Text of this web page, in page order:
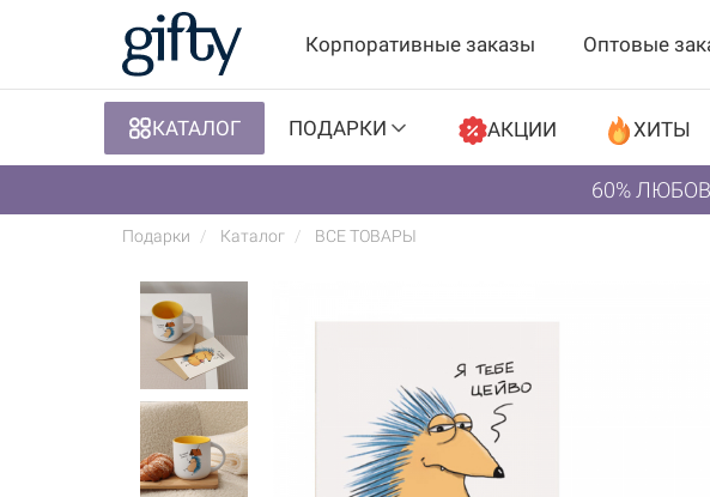
Корпоративные заказы Оптовые
КАТАЛОГ ПОДАРКИ АКЦИИ ХИТЫ
60%
Подарки Каталог ВСЕ ТОВАРЫ